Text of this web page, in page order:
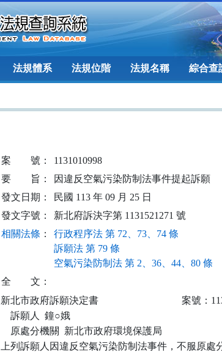
法規體系 法規位階 法規名稱 綜合查
案 號：
1131010998
要
旨：
因違反空氣污染防制法事件提起訴願
發文日期：
民國 113 年 09 月 25 日
發文字號：
新北府訴決字第 1131521271 號
相關法條 ：
行政程序法 第 72、73、74 條
訴願法 第 79 條
空氣污染防制法 第 2、36、44、80 條
全
文：
新北市政府訴願決定書                                  案號：
    訴願人  鐘○娥
    原處分機關  新北市政府環境保護局
上列訴願人因違反空氣污染防制法事件，不服原處